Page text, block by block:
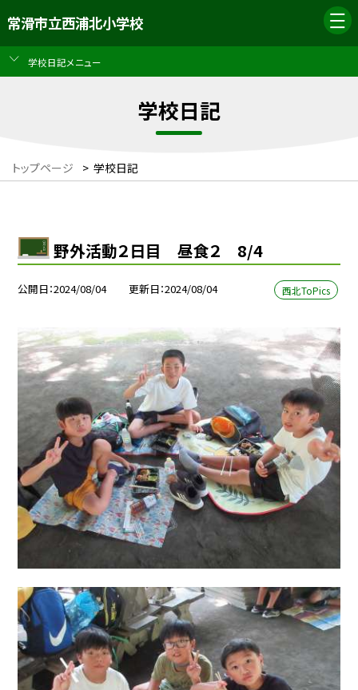
常滑市立西浦北小学校
学校日記メニュー
学校日記
トップページ > 学校日記
野外活動２日目 昼食２ 8/4
公開日 2024/08/04 更新日 2024/08/04 西北ToPics